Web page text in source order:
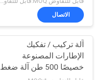
الاتصال
آلة تركيب / تفكيك
الإطارات المصنوعة
خصيصًا 500 طن آلة ضغط